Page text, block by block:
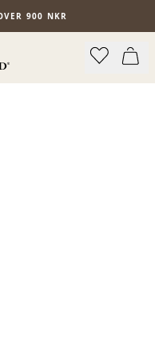
900 NKR